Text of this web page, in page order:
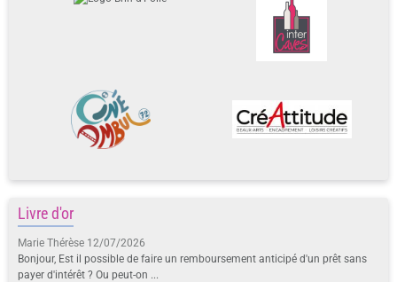
Livre d'or
Marie Thérèse 12/07/2026
Bonjour, Est il possible de faire un remboursement anticipé d'un prêt sans
payer d'intérêt ? Ou peut-on ...